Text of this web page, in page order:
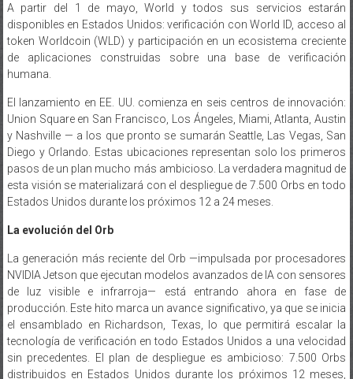
disponibles en Estados Unidos: verificación con World ID, acceso al
token Worldcoin (WLD) y participación en un ecosistema creciente
de aplicaciones construidas sobre una base de verificación
humana.
Union Square en San Francisco, Los Ángeles, Miami, Atlanta, Austin
y Nashville — a los que pronto se sumarán Seattle, Las Vegas, San
Diego y Orlando. Estas ubicaciones representan solo los primeros
pasos de un plan mucho más ambicioso. La verdadera magnitud de
esta visión se materializará con el despliegue de 7.500 Orbs en todo
Estados Unidos durante los próximos 12 a 24 meses.
NVIDIA Jetson que ejecutan modelos avanzados de IA con sensores
de luz visible e infrarroja— está entrando ahora en fase de
producción. Este hito marca un avance significativo, ya que se inicia
el ensamblado en Richardson, Texas, lo que permitirá escalar la
tecnología de verificación en todo Estados Unidos a una velocidad
sin precedentes. El plan de despliegue es ambicioso: 7.500 Orbs
distribuidos en Estados Unidos durante los próximos 12 meses,
cuadruplicando el despliegue global actual.